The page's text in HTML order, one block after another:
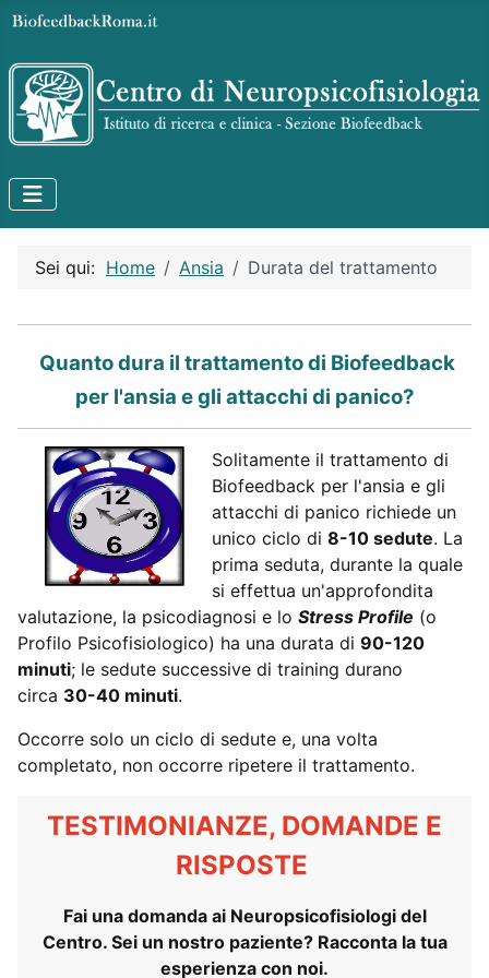
Sei qui: Home Ansia Durata del trattamento
Quanto dura il trattamento di Biofeedback
per l'ansia e gli attacchi di panico?
Solitamente il trattamento di
Biofeedback per l'ansia e gli
attacchi di panico richiede un
unico ciclo di 8-10 sedute. La
prima seduta, durante la quale
si effettua un'approfondita
valutazione, la psicodiagnosi e lo Stress Profile (o
Profilo Psicofisiologico) ha una durata di 90-120
minuti; le sedute successive di training durano
circa 30-40 minuti.
Occorre solo un ciclo di sedute e, una volta
completato, non occorre ripetere il trattamento.
TESTIMONIANZE, DOMANDE E
RISPOSTE
Fai una domanda ai Neuropsicofisiologi del
Centro. Sei un nostro paziente? Racconta la tua
esperienza con noi.